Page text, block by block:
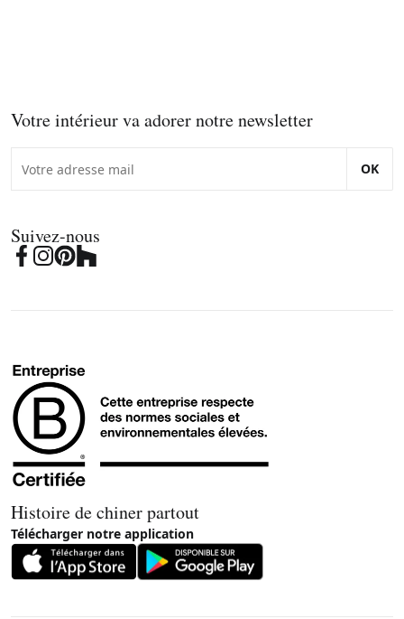
Votre intérieur va adorer notre newsletter
OK
Suivez-nous
Histoire de chiner partout
Télécharger notre application